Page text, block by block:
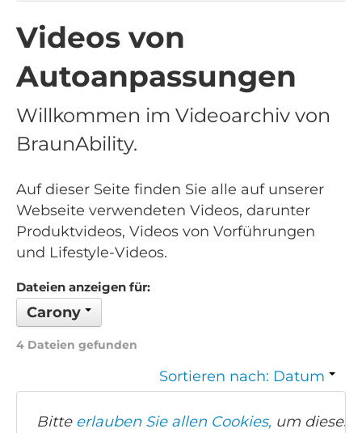
Finde einen Händler
Videos von
Autoanpassungen
Willkommen im Videoarchiv von
BraunAbility.
Auf dieser Seite finden Sie alle auf unserer
Webseite verwendeten Videos, darunter
Produktvideos, Videos von Vorführungen
und Lifestyle-Videos.
Dateien anzeigen für:
Carony
4 Dateien gefunden
Sortieren nach: Datum
Bitte erlauben Sie allen Cookies, um dieses